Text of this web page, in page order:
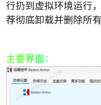
行扔到虚拟环境运行
荐彻底卸载并删除所
主要界面：